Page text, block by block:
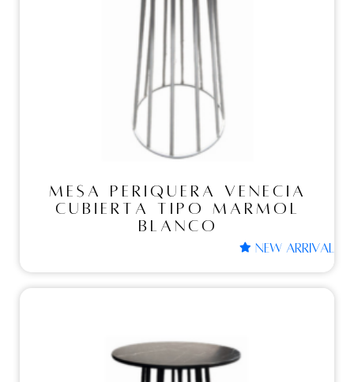
MESA PERIQUERA VENECIA
CUBIERTA TIPO MARMOL
BLANCO
MESA PERIQUERA
VENECIA CUBIERTA
TIPO MARMOL
BLANCO
NEW ARRIVAL